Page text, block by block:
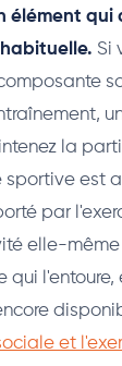
élément
Si
la
est
par
elle-
qui
et